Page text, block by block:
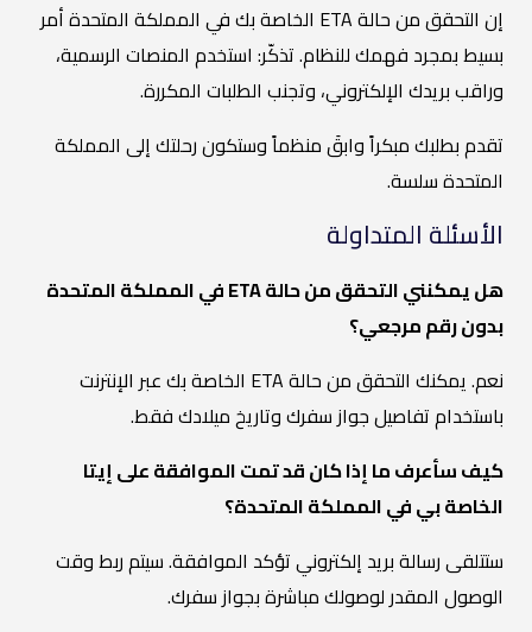
إن التحقق من حالة ETA الخاصة بك في المملكة المتحدة أمر
بسيط بمجرد فهمك للنظام. تذكّر: استخدم المنصات الرسمية،
وراقب بريدك الإلكتروني، وتجنب الطلبات المكررة.
تقدم بطلبك مبكراً وابقَ منظماً وستكون رحلتك إلى المملكة
المتحدة سلسة.
الأسئلة المتداولة
هل يمكنني التحقق من حالة ETA في المملكة المتحدة
بدون رقم مرجعي؟
نعم. يمكنك التحقق من حالة ETA الخاصة بك عبر الإنترنت
باستخدام تفاصيل جواز سفرك وتاريخ ميلادك فقط.
كيف سأعرف ما إذا كان قد تمت الموافقة على إيتا
الخاصة بي في المملكة المتحدة؟
ستتلقى رسالة بريد إلكتروني تؤكد الموافقة. سيتم ربط وقت
الوصول المقدر لوصولك مباشرة بجواز سفرك.